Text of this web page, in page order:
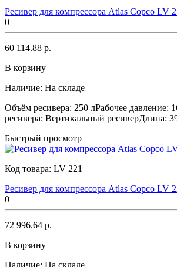
Ресивер для компрессора Atlas Copco LV
0
60 114.88 р.
В корзину
Наличие: На складе
Объём ресивера: 250 лРабочее давление:
ресивера: Вертикальный ресиверДлина:
Быстрый просмотр
Код товара: LV 221
Ресивер для компрессора Atlas Copco LV
0
72 996.64 р.
В корзину
Наличие: На складе